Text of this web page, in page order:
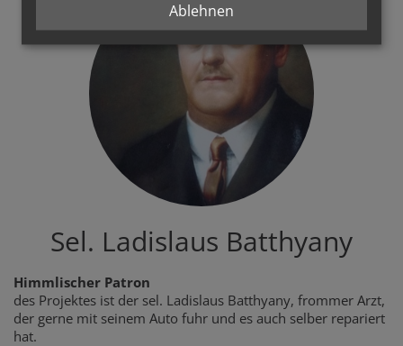
Sel. Ladislaus Batthyany
Himmlischer Patron
des Projektes ist der sel. Ladislaus Batthyany, frommer Arzt,
der gerne mit seinem Auto fuhr und es auch selber repariert
hat.
Ablehnen